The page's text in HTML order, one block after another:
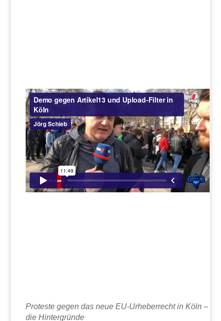
Proteste gegen das neue EU-Urheberrecht in Köln –
die Hintergründe